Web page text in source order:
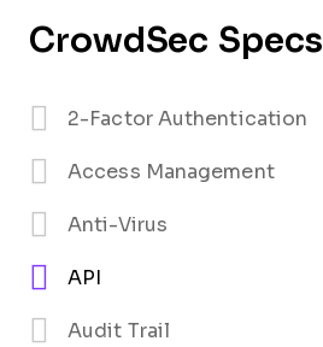
CrowdSec Specs
2-Factor Authentication
Access Management
Anti-Virus
API
Audit Trail